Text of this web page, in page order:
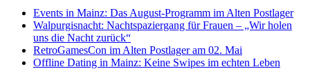
Events in Mainz: Das August-Programm im Alten Postlager
Walpurgisnacht: Nachtspaziergang für Frauen – „Wir holen
uns die Nacht zurück“
RetroGamesCon im Alten Postlager am 02. Mai
Offline Dating in Mainz: Keine Swipes im echten Leben